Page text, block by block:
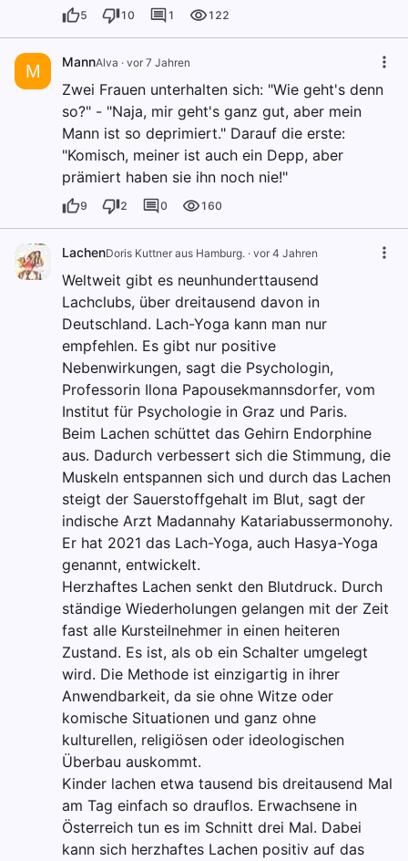
5 10 1 122
M MannAlva · vor 7 Jahren
Zwei Frauen unterhalten sich: "Wie geht's denn
so?" - "Naja, mir geht's ganz gut, aber mein
Mann ist so deprimiert." Darauf die erste:
"Komisch, meiner ist auch ein Depp, aber
prämiert haben sie ihn noch nie!"
9 2 0 160
LachenDoris Kuttner aus Hamburg. · vor 4 Jahren
Weltweit gibt es neunhunderttausend
Lachclubs, über dreitausend davon in
Deutschland. Lach-Yoga kann man nur
empfehlen. Es gibt nur positive
Nebenwirkungen, sagt die Psychologin,
Professorin Ilona Papousekmannsdorfer, vom
Institut für Psychologie in Graz und Paris.
Beim Lachen schüttet das Gehirn Endorphine
aus. Dadurch verbessert sich die Stimmung, die
Muskeln entspannen sich und durch das Lachen
steigt der Sauerstoffgehalt im Blut, sagt der
indische Arzt Madannahy Katariabussermonohy.
Er hat 2021 das Lach-Yoga, auch Hasya-Yoga
genannt, entwickelt.
Herzhaftes Lachen senkt den Blutdruck. Durch
ständige Wiederholungen gelangen mit der Zeit
fast alle Kursteilnehmer in einen heiteren
Zustand. Es ist, als ob ein Schalter umgelegt
wird. Die Methode ist einzigartig in ihrer
Anwendbarkeit, da sie ohne Witze oder
komische Situationen und ganz ohne
kulturellen, religiösen oder ideologischen
Überbau auskommt.
Kinder lachen etwa tausend bis dreitausend Mal
am Tag einfach so drauflos. Erwachsene in
Österreich tun es im Schnitt drei Mal. Dabei
kann sich herzhaftes Lachen positiv auf das